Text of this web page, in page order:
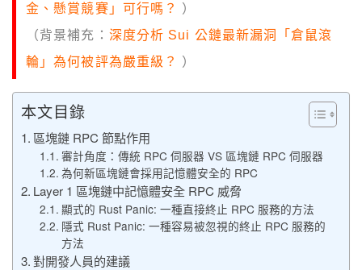
金、懸賞競賽」可行嗎？
）
（背景補充： 深度分析 Sui 公鏈最新漏洞「倉鼠滾
輪」為何被評為嚴重級？
）
本文目錄
區塊鏈 RPC 節點作用
審計角度：傳統 RPC 伺服器 VS 區塊鏈 RPC 伺服器
為何新區塊鏈會採用記憶體安全的 RPC
Layer 1 區塊鏈中記憶體安全 RPC 威脅
顯式的 Rust Panic: 一種直接終止 RPC 服務的方法
隱式 Rust Panic: 一種容易被忽視的終止 RPC 服務的
方法
對開發人員的建議